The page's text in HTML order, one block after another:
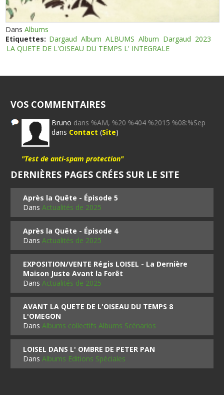
DansAlbums
Etiquettes: Dargaud Album ALBUMS Album Dargaud 2023
LA QUETE DE L'OISEAU DU TEMPS L' INTEGRALE
VOS COMMENTAIRES
Bruno dans %AM, %20 %404 %2015 %08:%Sep
dans Contact (Site)
"Test de anti-spam protection"
DERNIÈRES PAGES CRÉES SUR LE SITE
Après la Quête - Épisode 5
DansActualités de 2025
Après la Quête - Épisode 4
DansActualités de 2025
EXPOSITION/VENTE Régis LOISEL - La Dernière
Maison Juste Avant la Forêt
DansActualités de 2025
AVANT LA QUETE DE L'OISEAU DU TEMPS 8
L'OMEGON
DansAlbums collectifs Albums Scénarios
LOISEL DANS L' OMBRE DE PETER PAN
DansAlbums Editions Spéciales